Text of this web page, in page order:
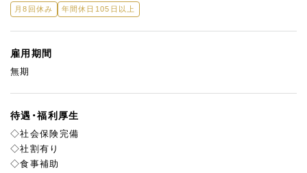
月8回休み 年間休日105日以上
雇用期間
無期
待遇・福利厚生
◇社会保険完備
◇社割有り
◇食事補助